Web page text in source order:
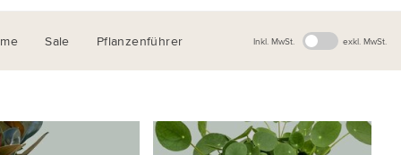
Sale Pflanzenführer Inkl. MwSt. exkl. MwSt.